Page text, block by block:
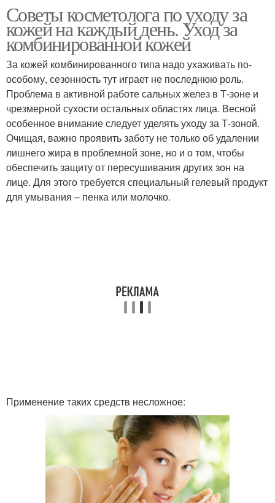
Советы косметолога по уходу за
кожей на каждый день. Уход за
комбинированной кожей
За кожей комбинированного типа надо ухаживать по-
особому, сезонность тут играет не последнюю роль.
Проблема в активной работе сальных желез в Т-зоне и
чрезмерной сухости остальных областях лица. Весной
особенное внимание следует уделять уходу за Т-зоной.
Очищая, важно проявить заботу не только об удалении
лишнего жира в проблемной зоне, но и о том, чтобы
обеспечить защиту от пересушивания других зон на
лице. Для этого требуется специальный гелевый продукт
для умывания – пенка или молочко.
Применение таких средств несложное: